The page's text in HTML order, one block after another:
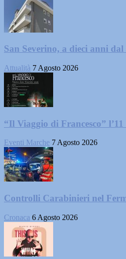
San Severino, a dieci anni
Attualità 7 Agosto 2026
“Il Viaggio di Francesco”
Eventi Marche 7 Agosto 2026
Controlli Carabinieri nel
Cronaca 6 Agosto 2026